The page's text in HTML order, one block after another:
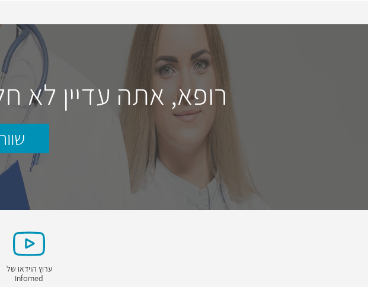
רופא, אתה עדיין לא
ערוץ הוידאו של
Infomed